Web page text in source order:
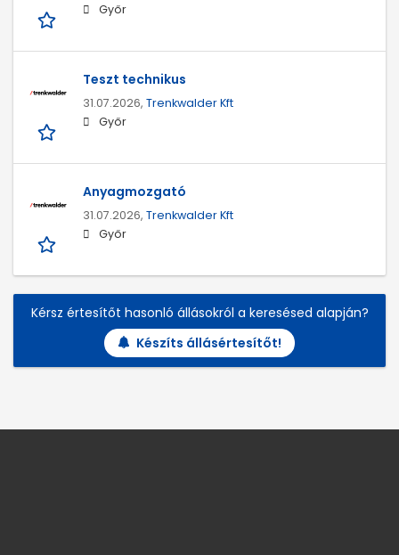
Győr
Teszt technikus
31.07.2026, Trenkwalder Kft
Győr
Anyagmozgató
31.07.2026, Trenkwalder Kft
Győr
Kérsz értesítőt hasonló állásokról a keresésed alapján?
Készíts állásértesítőt!